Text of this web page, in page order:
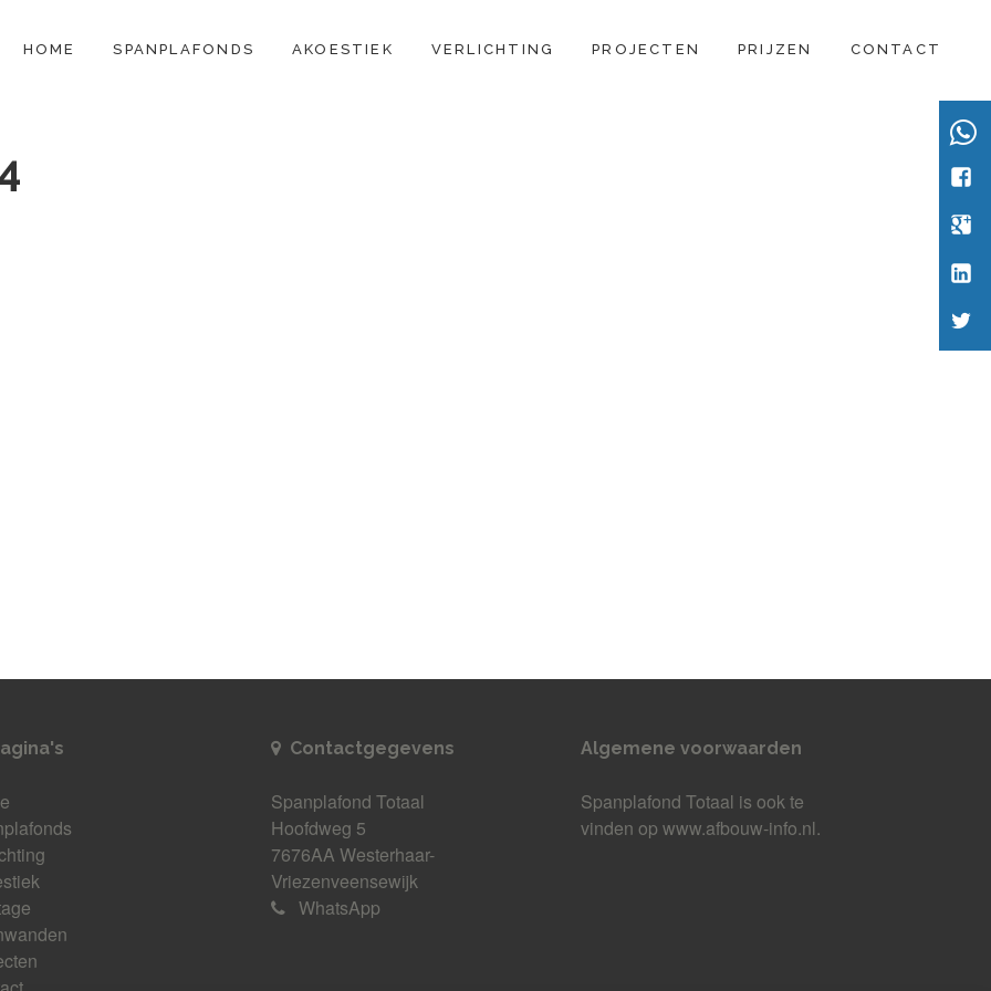
HOME SPANPLAFONDS AKOESTIEK VERLICHTING PROJECTEN PRIJZEN CONTACT
Contactgegevens
Spanplafond Totaal
Hoofdweg 5
7676AA Westerhaar-
Vriezenveensewijk
WhatsApp
Algemene voorwaarden
Spanplafond Totaal is ook te
vinden op www.afbouw-info.nl.